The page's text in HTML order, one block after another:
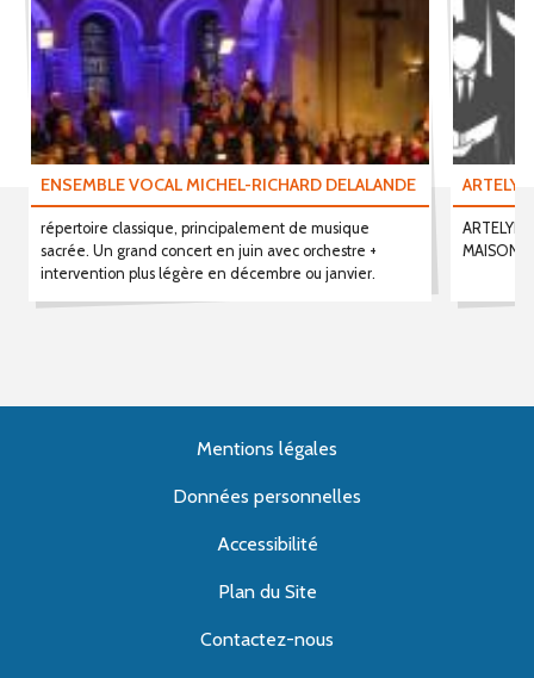
ENSEMBLE VOCAL MICHEL-RICHARD DELALANDE
répertoire classique, principalement de musique
sacrée. Un grand concert en juin avec orchestre +
intervention plus légère en décembre ou janvier.
Mentions légales
Données personnelles
Accessibilité
Plan du Site
Contactez-nous